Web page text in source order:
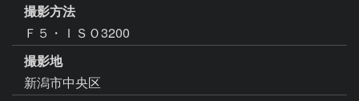
撮影方法
Ｆ５・ＩＳＯ3200
撮影地
新潟市中央区